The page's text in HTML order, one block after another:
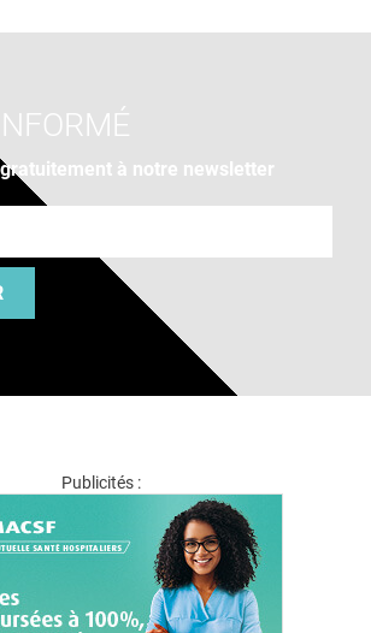
à notre newsletter
Publicités :